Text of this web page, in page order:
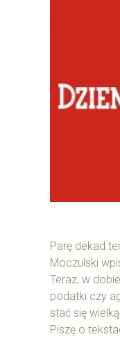
Parę dekad
Moczulski
Teraz, w
podatki czy
stać się
Piszę o